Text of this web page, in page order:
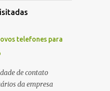
telefones para
de contato
da empresa